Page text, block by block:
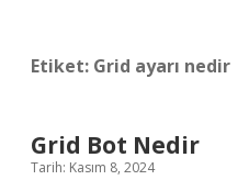
Etiket: Grid ayarı nedir
Grid Bot Nedir
Tarih: Kasım 8, 2024